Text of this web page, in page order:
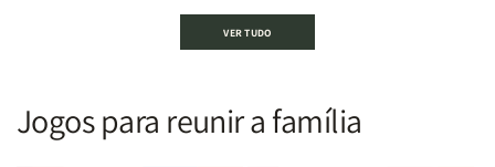
Almeida
Bíblia
Almeida
Bíblia
PPM
|
VER TUDO
Jogos para reunir a família